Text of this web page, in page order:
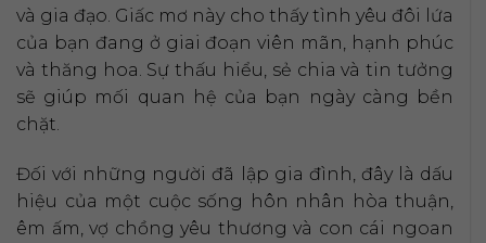
và gia đạo. Giấc mơ này cho thấy tình yêu đôi lứa
của bạn đang ở giai đoạn viên mãn, hạnh phúc
và thăng hoa. Sự thấu hiểu, sẻ chia và tin tưởng
sẽ giúp mối quan hệ của bạn ngày càng bền
chặt.
Đối với những người đã lập gia đình, đây là dấu
hiệu của một cuộc sống hôn nhân hòa thuận,
êm ấm, vợ chồng yêu thương và con cái ngoan